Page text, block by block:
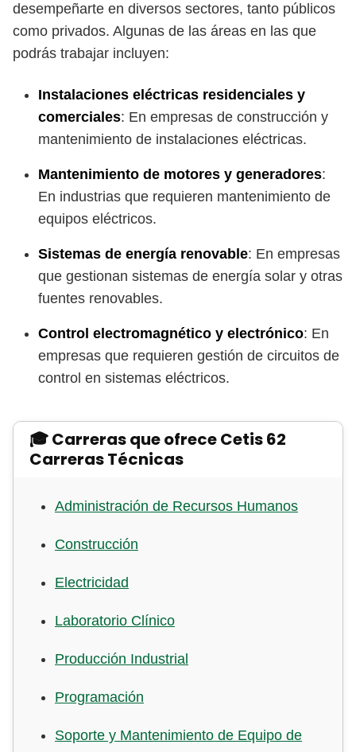
desempeñarte en diversos sectores, tanto públicos
como privados. Algunas de las áreas en las que
podrás trabajar incluyen:
Instalaciones eléctricas residenciales y
comerciales: En empresas de construcción y
mantenimiento de instalaciones eléctricas.
Mantenimiento de motores y generadores:
En industrias que requieren mantenimiento de
equipos eléctricos.
Sistemas de energía renovable: En empresas
que gestionan sistemas de energía solar y otras
fuentes renovables.
Control electromagnético y electrónico: En
empresas que requieren gestión de circuitos de
control en sistemas eléctricos.
🎓 Carreras que ofrece Cetis 62
Carreras Técnicas
Administración de Recursos Humanos
Construcción
Electricidad
Laboratorio Clínico
Producción Industrial
Programación
Soporte y Mantenimiento de Equipo de